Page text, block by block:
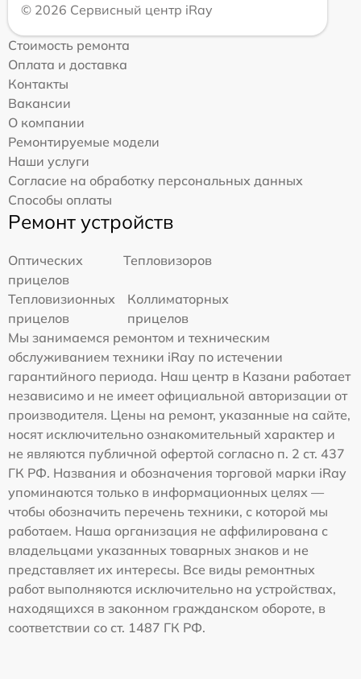
© 2026 Сервисный центр iRay
Стоимость ремонта
Оплата и доставка
Контакты
Вакансии
О компании
Ремонтируемые модели
Наши услуги
Согласие на обработку персональных данных
Способы оплаты
Ремонт устройств
Оптических
прицелов
Тепловизоров
Тепловизионных
прицелов
Коллиматорных
прицелов
Мы занимаемся ремонтом и техническим
обслуживанием техники iRay по истечении
гарантийного периода. Наш центр в Казани работает
независимо и не имеет официальной авторизации от
производителя. Цены на ремонт, указанные на сайте,
носят исключительно ознакомительный характер и
не являются публичной офертой согласно п. 2 ст. 437
ГК РФ. Названия и обозначения торговой марки iRay
упоминаются только в информационных целях —
чтобы обозначить перечень техники, с которой мы
работаем. Наша организация не аффилирована с
владельцами указанных товарных знаков и не
представляет их интересы. Все виды ремонтных
работ выполняются исключительно на устройствах,
находящихся в законном гражданском обороте, в
соответствии со ст. 1487 ГК РФ.